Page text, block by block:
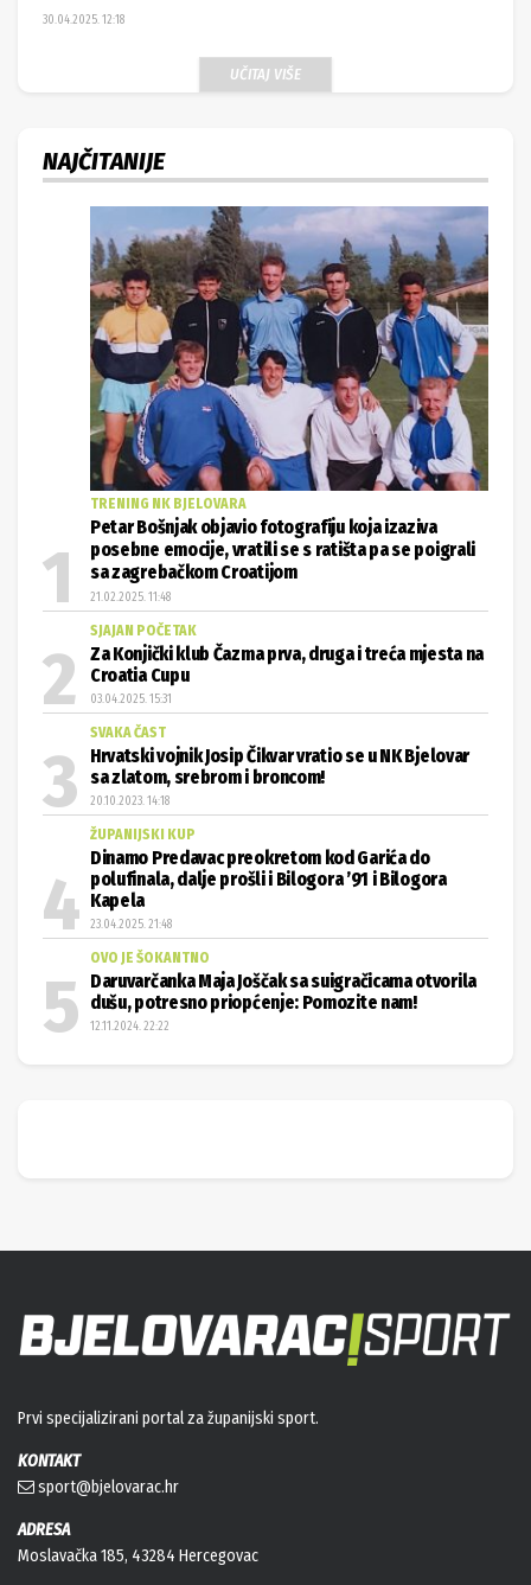
30.04.2025. 12:18
UČITAJ VIŠE
NAJČITANIJE
TRENING NK BJELOVARA
Petar Bošnjak objavio fotografiju koja izaziva
posebne emocije, vratili se s ratišta pa se poigrali
sa zagrebačkom Croatijom
21.02.2025. 11:48
SJAJAN POČETAK
Za Konjički klub Čazma prva, druga i treća mjesta na
Croatia Cupu
03.04.2025. 15:31
SVAKA ČAST
Hrvatski vojnik Josip Čikvar vratio se u NK Bjelovar
sa zlatom, srebrom i broncom!
20.10.2023. 14:18
ŽUPANIJSKI KUP
Dinamo Predavac preokretom kod Garića do
polufinala, dalje prošli i Bilogora ’91 i Bilogora
Kapela
23.04.2025. 21:48
OVO JE ŠOKANTNO
Daruvarčanka Maja Joščak sa suigračicama otvorila
dušu, potresno priopćenje: Pomozite nam!
12.11.2024. 22:22
Prvi specijalizirani portal za županijski sport.
KONTAKT
sport@bjelovarac.hr
ADRESA
Moslavačka 185, 43284 Hercegovac